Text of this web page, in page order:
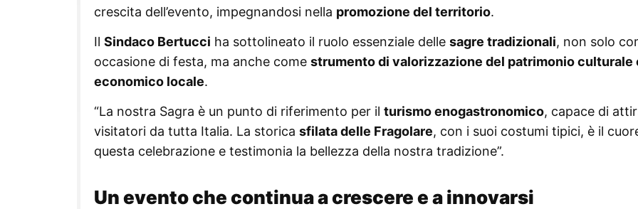
crescita dell’evento, impegnandosi nella promozione del territorio.
Il Sindaco Bertucci ha sottolineato il ruolo essenziale delle sagre tradizionali, non solo
occasione di festa, ma anche come strumento di valorizzazione del patrimonio culturale
economico locale.
“La nostra Sagra è un punto di riferimento per il turismo enogastronomico, capace di
visitatori da tutta Italia. La storica sfilata delle Fragolare, con i suoi costumi tipici, è il
questa celebrazione e testimonia la bellezza della nostra tradizione”.
Un evento che continua a crescere e a innovarsi